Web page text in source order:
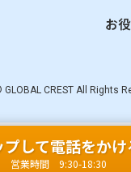
お
CREST All Rights
プして電話をかけ
営業時間 9:30-18:30